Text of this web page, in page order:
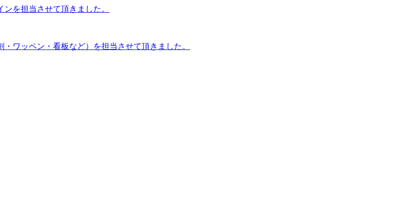
を担当させて頂きました。
ワッペン・看板など）を担当させて頂きました。